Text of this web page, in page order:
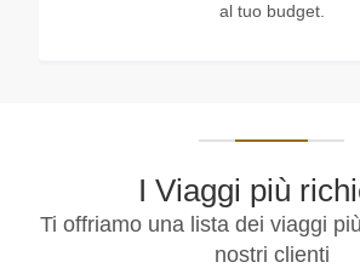
al tuo budget.
I Viaggi più
Ti offriamo una lista dei viaggi
nostri clienti